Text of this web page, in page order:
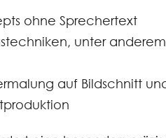
ohne Sprechertext
unter
auf Bildschnitt